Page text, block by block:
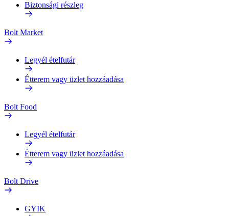
Biztonsági részleg
Bolt Market
Legyél ételfutár
Étterem vagy üzlet hozzáadása
Bolt Food
Legyél ételfutár
Étterem vagy üzlet hozzáadása
Bolt Drive
GYIK